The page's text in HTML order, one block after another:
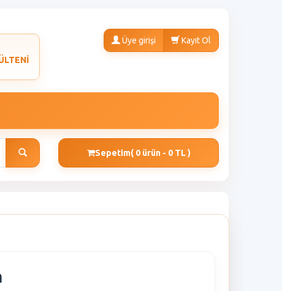
Üye girişi Kayıt Ol
Sepetim( 0 ürün - 0 TL )